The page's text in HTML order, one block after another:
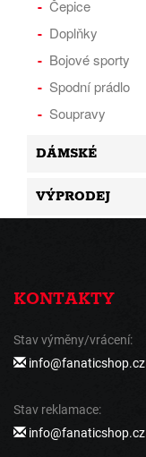
Čepice
Doplňky
Bojové sporty
Spodní prádlo
Soupravy
DÁMSKÉ
VÝPRODEJ
KONTAKTY
Stav výměny/vrácení:
info@fanaticshop.cz
Stav reklamace:
info@fanaticshop.cz